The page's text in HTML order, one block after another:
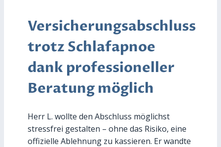
Versicherungsabschluss
trotz Schlafapnoe
dank professioneller
Beratung möglich
Herr L. wollte den Abschluss möglichst
stressfrei gestalten – ohne das Risiko, eine
offizielle Ablehnung zu kassieren. Er wandte